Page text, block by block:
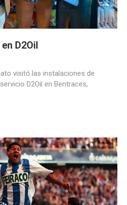
D2Oil
visitó las instalaciones de
D2Oil en Bentraces,